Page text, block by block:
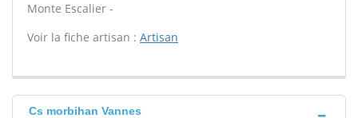
Monte Escalier -
Voir la fiche artisan : Artisan
Cs morbihan Vannes